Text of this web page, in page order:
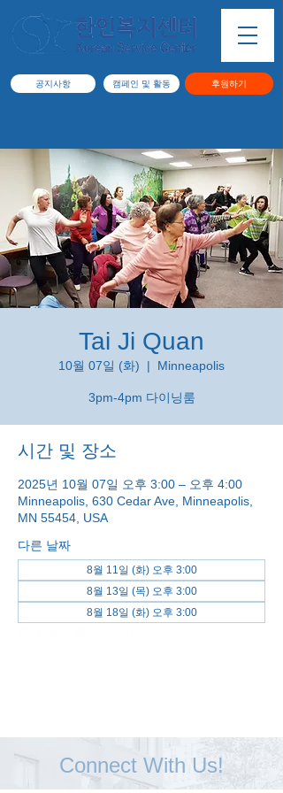
공지사항 캠페인 및 활동 후원하기
Tai Ji Quan
10월 07일 (화)
  |
Minneapolis
3pm-4pm 다이닝룸
시간 및 장소
2025년 10월 07일 오후 3:00 – 오후 4:00
Minneapolis, 630 Cedar Ave, Minneapolis,
MN 55454, USA
다른 날짜
8월 11일 (화) 오후 3:00
8월 13일 (목) 오후 3:00
8월 18일 (화) 오후 3:00
Connect With Us!